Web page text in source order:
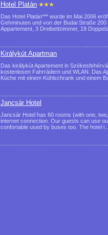
Hotel Platán
Das Hotel Platán*** wurde im Mai 2006
Gehminuten und von der Budai Straße
Appartement, 3 Dreibettzimmer, 19
Királykút Apartman
Das királykút Apartement in
kostenlosen Fahrrädern und WLAN. Das
Küche mit einem Kühlschrank und einem
Jancsár Hotel
Jancsár Hotel has 60 rooms (with one,
internet connection. Our guests can use
confortable used by buses too. The hotel